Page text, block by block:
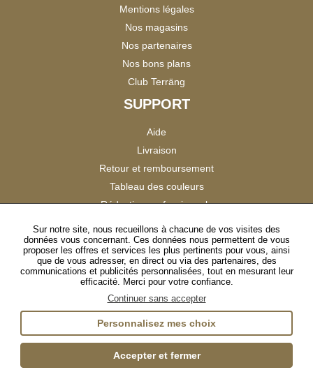
Mentions légales
Nos magasins
Nos partenaires
Nos bons plans
Club Terräng
SUPPORT
Aide
Livraison
Retour et remboursement
Tableau des couleurs
Réduction professionnels
Catalogues
Satisfaction Clients
SUIVEZ-NOUS
InstagramTikTokFacebookYouTubeLinkedIn
Sur notre site, nous recueillons à chacune de vos visites des
données vous concernant. Ces données nous permettent de vous
proposer les offres et services les plus pertinents pour vous, ainsi
que de vous adresser, en direct ou via des partenaires, des
communications et publicités personnalisées, tout en mesurant leur
efficacité. Merci pour votre confiance.
Continuer sans accepter
Personnalisez mes choix
Accepter et fermer